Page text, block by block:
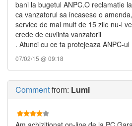
bani la bugetul ANPC.O reclamatie
ca vanzatorul sa incasese o
service de mai mult de 15 zile nu-l
crede de cuviinta vanzatorii
. Atunci cu ce ta protejeaza ANPC-ul
07/02/15 @ 09:18
Commentfrom: Lumi